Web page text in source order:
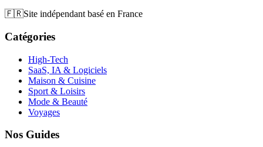
🇫🇷Site indépendant basé en France
Catégories
High-Tech
SaaS, IA & Logiciels
Maison & Cuisine
Sport & Loisirs
Mode & Beauté
Voyages
Nos Guides